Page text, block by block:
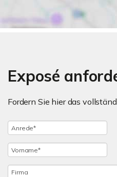
Exposé
Fordern Sie hier das